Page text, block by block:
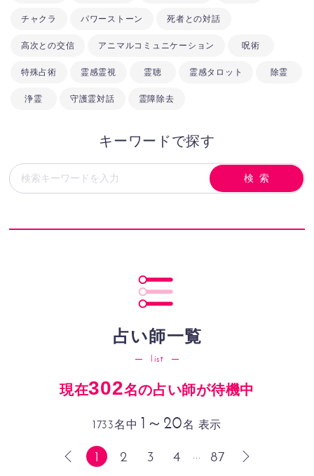
チャクラ パワーストーン 死者との対話
高次との交信 アニマルコミュニケーション 呪術
特殊占術 霊感霊視 霊聴 霊感タロット 除霊
浄霊 守護霊対話 霊障除去
キーワードで探す
占い師一覧
list
現在302名の占い師が待機中
1733名中 1～20名 表示
1 2 3 4 ... 87